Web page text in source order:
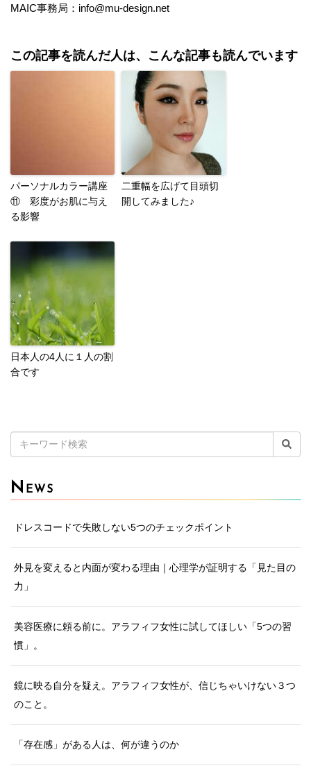
MAIC事務局：info@mu-design.net
この記事を読んだ人は、こんな記事も読んでいます
パーソナルカラー講座
⑪ 彩度がお肌に与え
る影響
二重幅を広げて目頭切
開してみました♪
日本人の4人に１人の割
合です
索:
N EWS
ドレスコードで失敗しない5つのチェックポイント
外見を変えると内面が変わる理由｜心理学が証明する「見た目の
力」
美容医療に頼る前に。アラフィフ女性に試してほしい「5つの習
慣」。
鏡に映る自分を疑え。アラフィフ女性が、信じちゃいけない３つ
のこと。
「存在感」がある人は、何が違うのか